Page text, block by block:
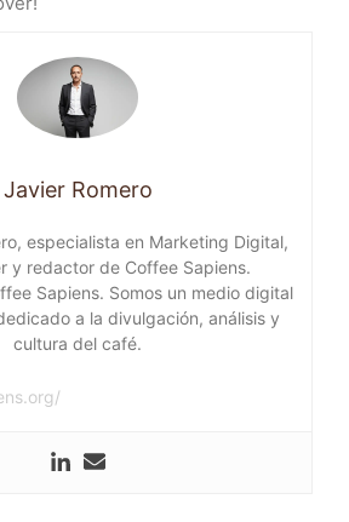
Javier Romero
especialista en Marketing Digital,
y redactor de Coffee Sapiens.
Sapiens. Somos un medio digital
a la divulgación, análisis y
cultura del café.